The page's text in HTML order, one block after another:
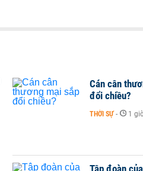
Cán cân
đổi chiều?
THỜI SỰ - 1
Tập đoàn